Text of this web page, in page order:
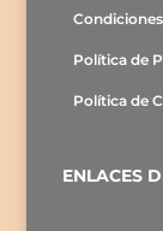
Política de
Política de
ENLACES